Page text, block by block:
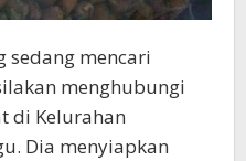
sedang mencari
menghubungi
di Kelurahan
Dia menyiapkan